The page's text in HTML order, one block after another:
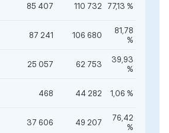
85 407 110 732 77,13 %
87 241 106 680
81,78
%
25 057 62 753
39,93
%
468 44 282 1,06 %
37 606 49 207
76,42
%